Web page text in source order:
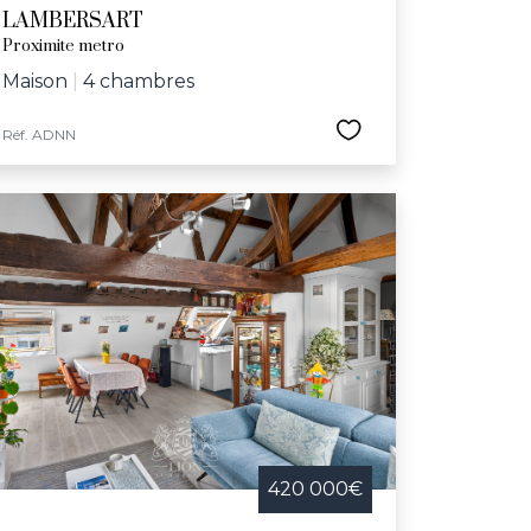
LAMBERSART
Proximite metro
Maison 4 chambres
Réf. ADNN
420 000€